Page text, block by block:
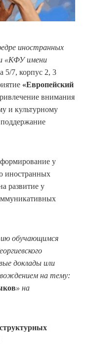
иностранных
«КФУ имени
5/7, корпус 2, 3
«Европейский
внимания
и культурному
у
иностранных
развитие у
обучающимся
доклады или
на тему:
» на